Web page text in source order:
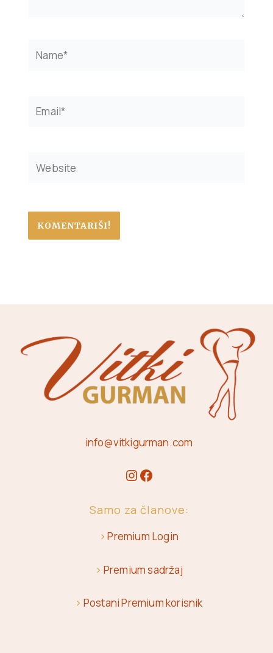
info@vitkigurman.com
Samo za članove:
>Premium Login
> Premium sadržaj
> Postani Premium korisnik